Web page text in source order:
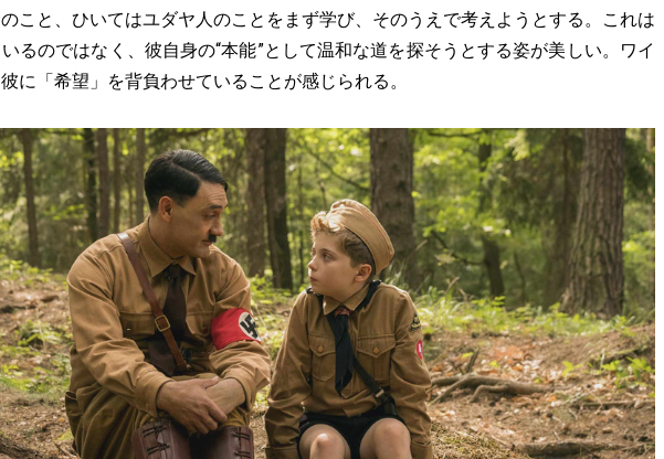
こと、ひいてはユダヤ人のことをまず学び、そのうえで考えようとする。これは
るのではなく、彼自身の“本能”として温和な道を探そうとする姿が美しい。ワイ
に「希望」を背負わせていることが感じられる。